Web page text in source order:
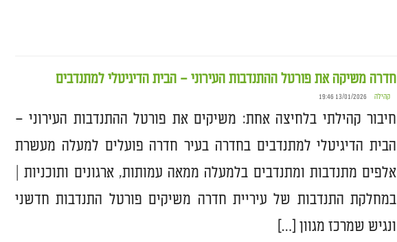
חדרה משיקה את פורטל ההתנדבות העירוני – הבית הדיגיטלי למתנדבים
קהילה 13/01/2026 19:46
חיבור קהילתי בלחיצה אחת: משיקים את פורטל ההתנדבות העירוני –
הבית הדיגיטלי למתנדבים בחדרה בעיר חדרה פועלים למעלה מעשרת
אלפים מתנדבות ומתנדבים בלמעלה ממאה עמותות, ארגונים ותוכניות |
במחלקת התנדבות של עיריית חדרה משיקים פורטל התנדבות חדשני
ונגיש שמרכז מגוון […]